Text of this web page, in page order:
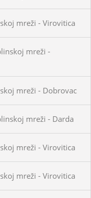
mreži - Virovitica
mreži -
mreži - Dobrovac
mreži - Darda
mreži - Virovitica
mreži - Virovitica